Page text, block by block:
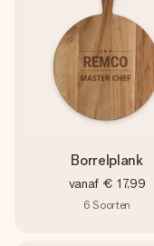
Borrelplank
vanaf € 17,99
6 Soorten